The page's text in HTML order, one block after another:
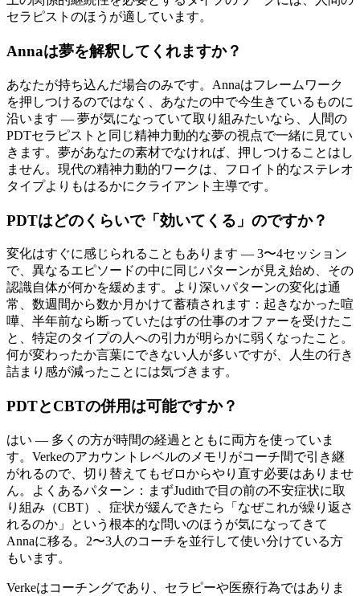
セラピストのほうが適しています。
Annaは夢を解釈してくれますか？
あなたが持ち込んだ場合のみです。Annaはフレームワーク
を押しつけるのではなく、あなたの中で今生きているものに
沿います — 夢が気になっていて取り組みたいなら、人間の
PDTセラピストと同じ精神力動的な夢の視点で一緒に見てい
きます。夢があなたの素材でなければ、押しつけることはし
ません。現代の精神力動的ワークは、フロイト的なステレオ
タイプよりもはるかにクライアント主導です。
PDTはどのくらいで「効いてくる」のですか？
変化はすぐに感じられることもあります — 3〜4セッション
で、異なるエピソードの中に同じパターンが見え始め、その
認識自体が何かを緩めます。より深いパターンの変化は通
常、数週間から数か月かけて蓄積されます：起きなかった喧
嘩、半年前なら断っていたはずの仕事のオファーを受けたこ
と、特定のタイプの人への引力が明らかに弱くなったこと。
何が変わったか言葉にできない人が多いですが、人生の行き
詰まり感が減ったことには気づきます。
PDTとCBTの併用は可能ですか？
はい — 多くの方が時間の経過とともに両方を使っていま
す。Verkeのアカウントレベルのメモリがコーチ間で引き継
がれるので、切り替えてもゼロからやり直す必要はありませ
ん。よくあるパターン：まずJudithで目の前の不安症状に取
り組み（CBT）、症状が緩んできたら「なぜこれが繰り返さ
れるのか」という根本的な問いのほうが気になってきて
Annaに移る。2〜3人のコーチを並行して使い分けている方
もいます。
Verkeはコーチングであり、セラピーや医療行為ではありま